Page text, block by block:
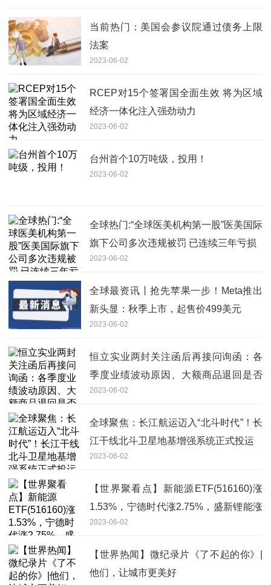
当前热门：美国会参议院通过债务上限
法案
2023-06-02
RCEP对15个签署国全面生效 将为区域
经济一体化注入强劲动力
2023-06-02
台州首个10万吨级，投用！
2023-06-02
全球热门:“全球医美机构第一股”医美国际
旗下公司多次违规被罚 已连续三年亏损
2023-06-02
全球最资讯丨抢先苹果一步！Meta推出
新头显：秋季上市，起售价499美元
2023-06-02
恒立实业两封关注函后再接问询函：各
季度业绩波动原因、大额商品退回是否
合理等受关注
2023-06-02
全球聚焦：长江航运迈入“北斗时代”！长
江干线北斗卫星地基增强系统正式投运
2023-06-02
【世界聚看点】新能源ETF(516160)涨
1.53%，宁德时代涨2.75%，盛新锂能涨
6.99%
2023-06-02
【世界热闻】微纪录片《了不起的你》|
他们，让城市更美好